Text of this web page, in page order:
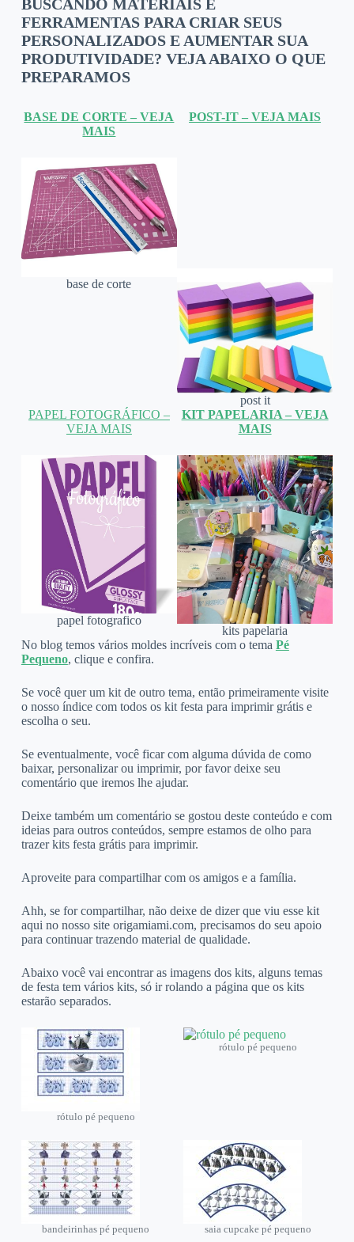
BUSCANDO MATERIAIS E
FERRAMENTAS PARA CRIAR SEUS
PERSONALIZADOS E AUMENTAR SUA
PRODUTIVIDADE? VEJA ABAIXO O QUE
PREPARAMOS
BASE DE CORTE – VEJA
MAIS
base de corte
POST-IT – VEJA MAIS
post it
PAPEL FOTOGRÁFICO –
VEJA MAIS
papel fotografico
KIT PAPELARIA – VEJA
MAIS
kits papelaria
No blog temos vários moldes incríveis com o tema Pé
Pequeno, clique e confira.
Se você quer um kit de outro tema, então primeiramente visite
o nosso índice com todos os kit festa para imprimir grátis e
escolha o seu.
Se eventualmente, você ficar com alguma dúvida de como
baixar, personalizar ou imprimir, por favor deixe seu
comentário que iremos lhe ajudar.
Deixe também um comentário se gostou deste conteúdo e com
ideias para outros conteúdos, sempre estamos de olho para
trazer kits festa grátis para imprimir.
Aproveite para compartilhar com os amigos e a família.
Ahh, se for compartilhar, não deixe de dizer que viu esse kit
aqui no nosso site origamiami.com, precisamos do seu apoio
para continuar trazendo material de qualidade.
Abaixo você vai encontrar as imagens dos kits, alguns temas
de festa tem vários kits, só ir rolando a página que os kits
estarão separados.
rótulo pé pequeno
rótulo pé pequeno
bandeirinhas pé pequeno saia cupcake pé pequeno